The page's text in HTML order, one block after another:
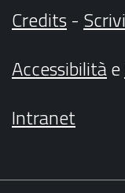
Credits-
Accessibilitàe
Intranet